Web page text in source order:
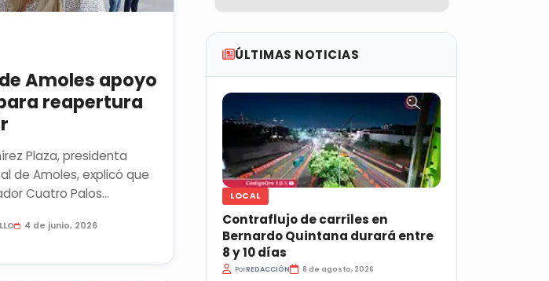
Amoles apoyo
reapertura
Plaza, presidenta
de Amoles, explicó que
Cuatro Palos
4 de junio, 2026
ÚLTIMAS NOTICIAS
LOCAL
Contraflujo de carriles en
Bernardo Quintana durará entre
8 y 10 días
PorREDACCIÓN 8 de agosto, 2026